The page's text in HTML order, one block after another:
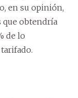
en su opinión,
que obtendría
de lo